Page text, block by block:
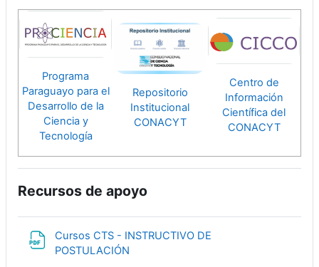
Programa
Paraguayo para el
Desarrollo de la
Ciencia y
Tecnología
Repositorio
Institucional
CONACYT
Centro de
Información
Científica del
CONACYT
Recursos de apoyo
Cursos CTS - INSTRUCTIVO DE
POSTULACIÓN